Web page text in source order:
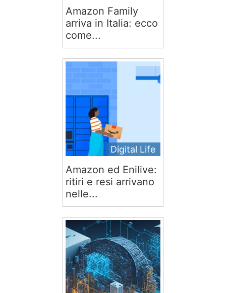
Amazon Family
arriva in Italia: ecco
come...
Digital Life
Amazon ed Enilive:
ritiri e resi arrivano
nelle...